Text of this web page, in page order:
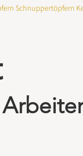
Schnuppertöpfern